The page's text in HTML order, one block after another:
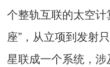
个整轨互联的太空计
座”，从立项到发射
星联成一个系统，